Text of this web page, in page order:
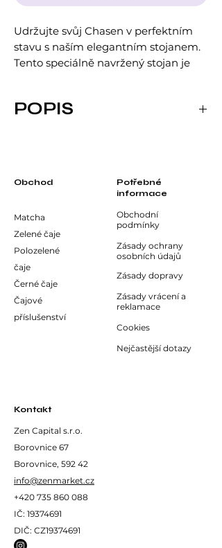
Udržujte svůj Chasen v perfektním
stavu s naším elegantním stojanem.
Tento speciálně navržený stojan je
životnost a zachovává její tvar.
POPIS
čajové kolekce.
Praktický a stylový doplněk pro
každého milovníka čaje Matcha, který
dbá na správnou péči o své čajové
nástroje.
Dopřejte si dokonalý zážitek z
přípravy čaje s naším stojanem na
metličku Chasen.
Obchod
Matcha
Zelené čaje
Polozelené
čaje
Černé čaje
Čajové
příslušenství
Potřebné
informace
Obchodní
podmínky
Zásady ochrany
osobních údajů
Zásady dopravy
Zásady vrácení a
reklamace
Cookies
Nejčastější dotazy
Kontakt
Zen Capital s.r.o.
Borovnice 67
Borovnice, 592 42
info@zenmarket.cz
+420 735 860 088
IČ: 19374691
DIČ: CZ19374691